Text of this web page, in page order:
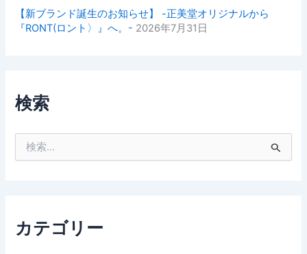
【新ブランド誕生のお知らせ】 -正美堂オリジナルから
『RONT(ロント〉』へ。- 2026年7月31日
検索
カテゴリー